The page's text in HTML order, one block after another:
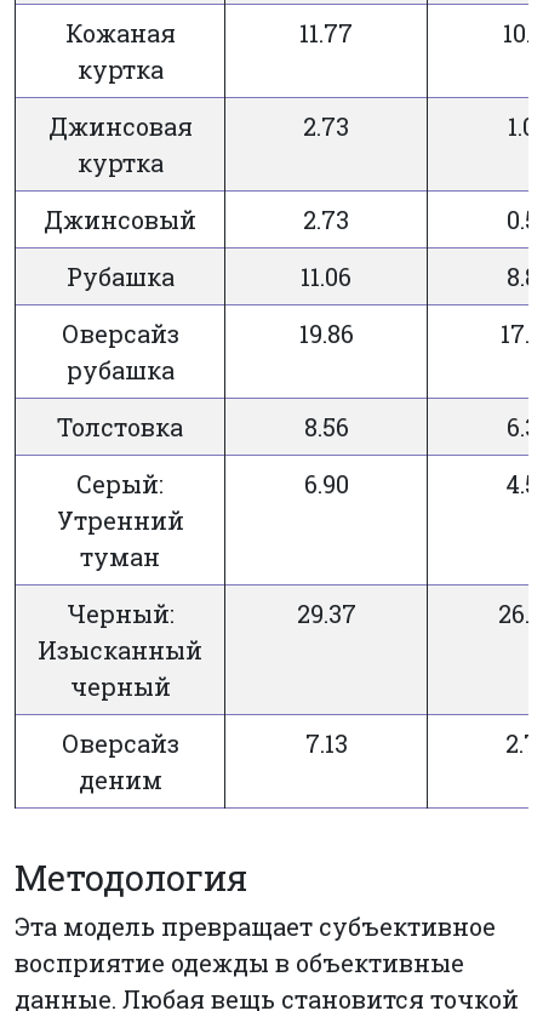
Кожаная
куртка
11.77
Джинсовая
куртка
2.73
Джинсовый 2.73
Рубашка
11.06
Оверсайз
рубашка
19.86
Толстовка 8.56
Серый:
Утренний
туман
6.90
Черный:
Изысканный
черный
29.37
Оверсайз
деним
7.13
Методология
Эта модель превращает субъективное
восприятие одежды в объективные
данные. Любая вещь становится точкой